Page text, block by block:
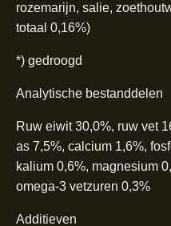
rozemarijn, salie,
totaal 0,16%)
*) gedroogd
Analytische bestanddelen
Ruw eiwit 30,0%, ruw vet
as 7,5%, calcium 1,6%,
kalium 0,6%, magnesium
omega-3 vetzuren 0,3%
Additieven